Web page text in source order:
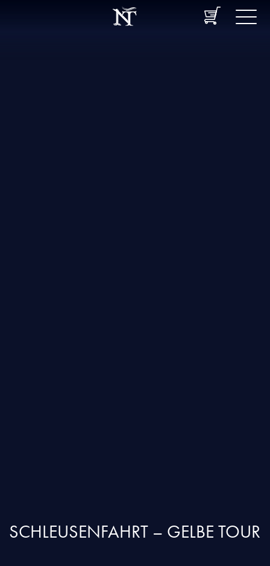
SCHLEUSENFAHRT – GELBE TOUR